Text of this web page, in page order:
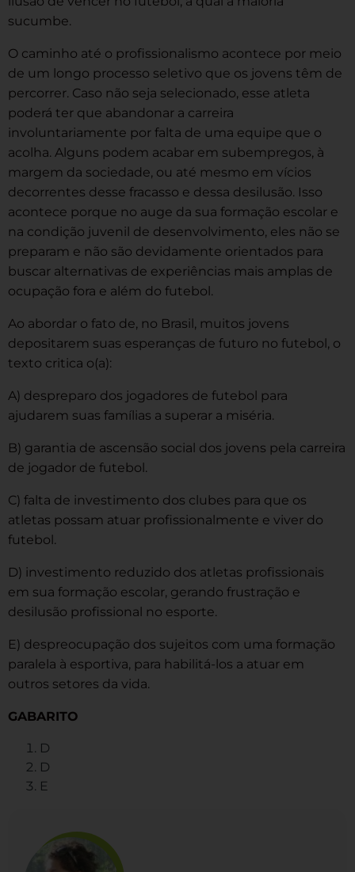
sucumbe.
O caminho até o profissionalismo acontece por meio
de um longo processo seletivo que os jovens têm de
percorrer. Caso não seja selecionado, esse atleta
poderá ter que abandonar a carreira
involuntariamente por falta de uma equipe que o
acolha. Alguns podem acabar em subempregos, à
margem da sociedade, ou até mesmo em vícios
decorrentes desse fracasso e dessa desilusão. Isso
acontece porque no auge da sua formação escolar e
na condição juvenil de desenvolvimento, eles não se
preparam e não são devidamente orientados para
buscar alternativas de experiências mais amplas de
ocupação fora e além do futebol.
Ao abordar o fato de, no Brasil, muitos jovens
depositarem suas esperanças de futuro no futebol, o
texto critica o(a):
A) despreparo dos jogadores de futebol para
ajudarem suas famílias a superar a miséria.
B) garantia de ascensão social dos jovens pela carreira
de jogador de futebol.
C) falta de investimento dos clubes para que os
atletas possam atuar profissionalmente e viver do
futebol.
D) investimento reduzido dos atletas profissionais
em sua formação escolar, gerando frustração e
desilusão profissional no esporte.
E) despreocupação dos sujeitos com uma formação
paralela à esportiva, para habilitá-los a atuar em
outros setores da vida.
GABARITO
D
D
E